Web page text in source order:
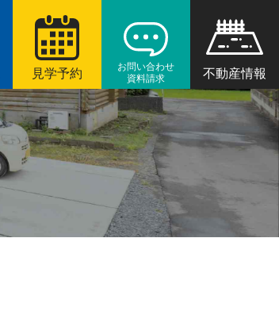
見学予約
お問い合わせ
資料請求
不動産情報